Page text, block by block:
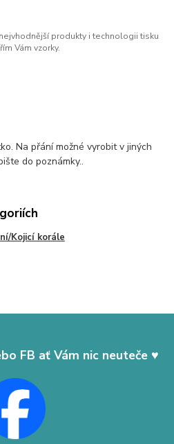
produkty i technologii tisku
Vám vzorky.
Na přání možné vyrobit v jiných
do poznámky..
Kojicí korále
FB ať Vám nic neuteče ♥